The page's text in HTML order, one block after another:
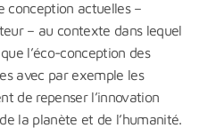
conception actuelles –
– au contexte dans lequel
l’éco-conception des
avec par exemple les
de repenser l’innovation
la planète et de l’humanité.